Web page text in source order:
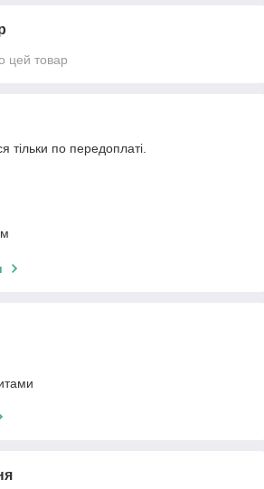
цей товар
тільки по передоплаті.